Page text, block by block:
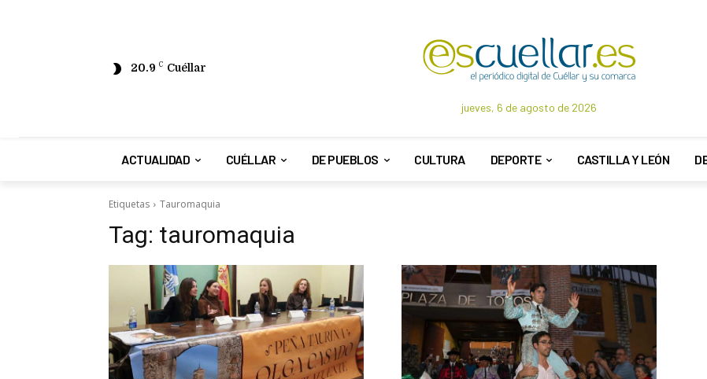
20.9 C Cuéllar
jueves, 6 de agosto de 2026
ACTUALIDAD CUÉLLAR DE PUEBLOS CULTURA DEPORTE CASTILLA Y LEÓN
Etiquetas Tauromaquia
Tag: tauromaquia